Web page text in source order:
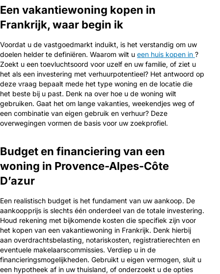
Een vakantiewoning kopen in
Frankrijk, waar begin ik
Voordat u de vastgoedmarkt induikt, is het verstandig om uw
doelen helder te definiëren. Waarom wilt u een huis kopen in ?
Zoekt u een toevluchtsoord voor uzelf en uw familie, of ziet u
het als een investering met verhuurpotentieel? Het antwoord op
deze vraag bepaalt mede het type woning en de locatie die
het beste bij u past. Denk na over hoe u de woning wilt
gebruiken. Gaat het om lange vakanties, weekendjes weg of
een combinatie van eigen gebruik en verhuur? Deze
overwegingen vormen de basis voor uw zoekprofiel.
Budget en financiering van een
woning in Provence-Alpes-Côte
D’azur
Een realistisch budget is het fundament van uw aankoop. De
aankoopprijs is slechts één onderdeel van de totale investering.
Houd rekening met bijkomende kosten die specifiek zijn voor
het kopen van een vakantiewoning in Frankrijk. Denk hierbij
aan overdrachtsbelasting, notariskosten, registratierechten en
eventuele makelaarscommissies. Verdiep u in de
financieringsmogelijkheden. Gebruikt u eigen vermogen, sluit u
een hypotheek af in uw thuisland, of onderzoekt u de opties